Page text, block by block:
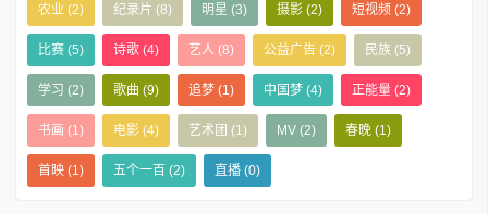
农业 (2) 纪录片 (8) 明星 (3) 摄影 (2) 短视频 (2)
比赛 (5) 诗歌 (4) 艺人 (8) 公益广告 (2) 民族 (5)
学习 (2) 歌曲 (9) 追梦 (1) 中国梦 (4) 正能量 (2)
书画 (1) 电影 (4) 艺术团 (1) MV (2) 春晚 (1)
首映 (1) 五个一百 (2) 直播 (0)